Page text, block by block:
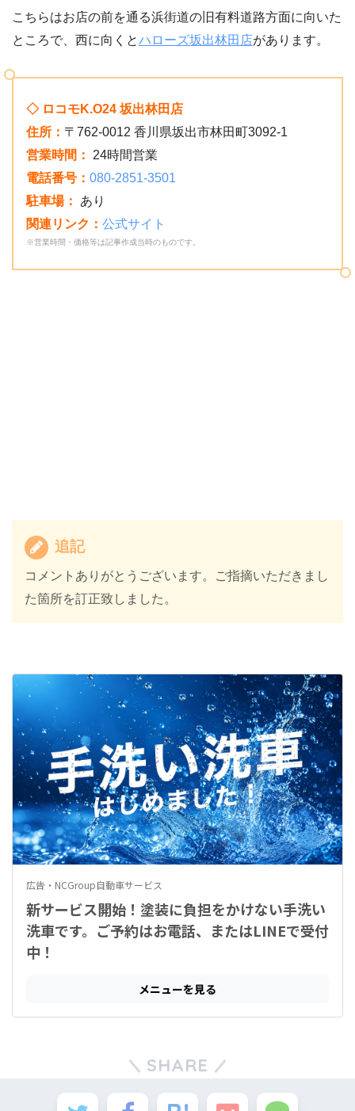
こちらはお店の前を通る浜街道の旧有料道路方面に向いた
ところで、西に向くとハローズ坂出林田店があります。
◇ ロコモK.O24 坂出林田店
住所： 〒762-0012 香川県坂出市林田町3092-1
営業時間：
24時間営業
電話番号： 080-2851-3501
駐車場：
あり
関連リンク： 公式サイト
※営業時間・価格等は記事作成当時のものです。
追記
コメントありがとうございます。ご指摘いただきまし
た箇所を訂正致しました。
SHARE